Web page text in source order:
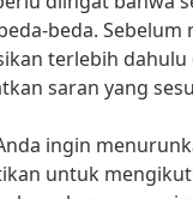
beda.
terlebih
saran yang
ingin
untuk